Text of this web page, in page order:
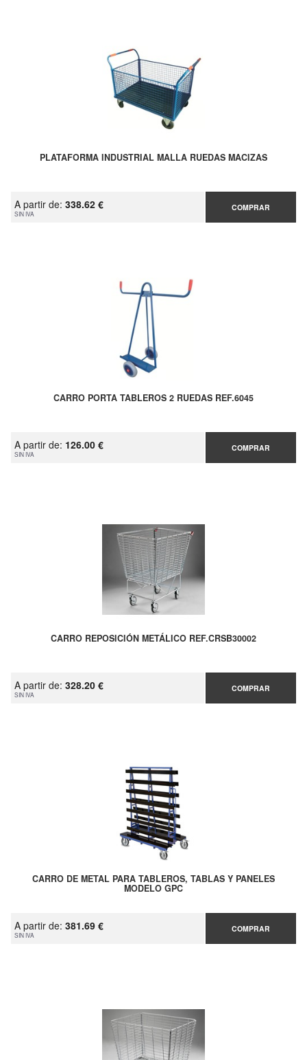
PLATAFORMA INDUSTRIAL MALLA RUEDAS MACIZAS
A partir de: 338.62 €
SIN IVA
COMPRAR
CARRO PORTA TABLEROS 2 RUEDAS REF.6045
A partir de: 126.00 €
SIN IVA
COMPRAR
CARRO REPOSICIÓN METÁLICO REF.CRSB30002
A partir de: 328.20 €
SIN IVA
COMPRAR
CARRO DE METAL PARA TABLEROS, TABLAS Y PANELES
MODELO GPC
A partir de: 381.69 €
SIN IVA
COMPRAR